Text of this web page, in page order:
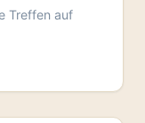
Treffen auf